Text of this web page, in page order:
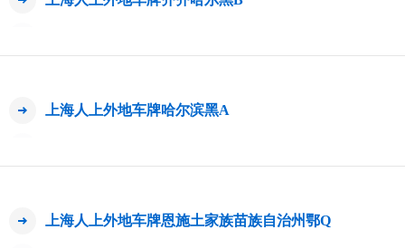
上海人上外地车牌哈尔滨黑A
上海人上外地车牌恩施土家族苗族自治州鄂Q